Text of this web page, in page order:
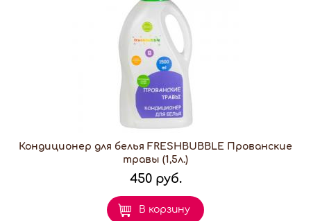
Кондиционер для белья FRESHBUBBLE Прованские
травы (1,5л.)
450 руб.
В корзину